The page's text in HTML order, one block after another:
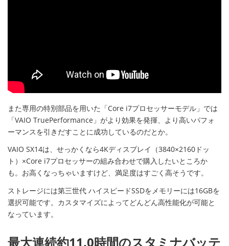
また専用の特別部品を用いた「Core i7プロセッサーモデル」では
「VAIO TruePerformance」がより効果を発揮、より高いパフォ
ーマンスを引きだすことに成功しているのだとか。
VAIO SX14は、せっかくなら4Kディスプレイ（3840×2160ドッ
ト）×Core i7プロセッサーの組み合わせで購入したいところか
も。お高くなっちゃいますけど、満足度はすごく高そうです。
ストレージには第三世代 ハイスピードSSDをメモリーには16GBを
選択可能です。カスタマイズによってどんどん高性能化が可能と
なっています。
最大連続約11.0時間のスタミナバッテ